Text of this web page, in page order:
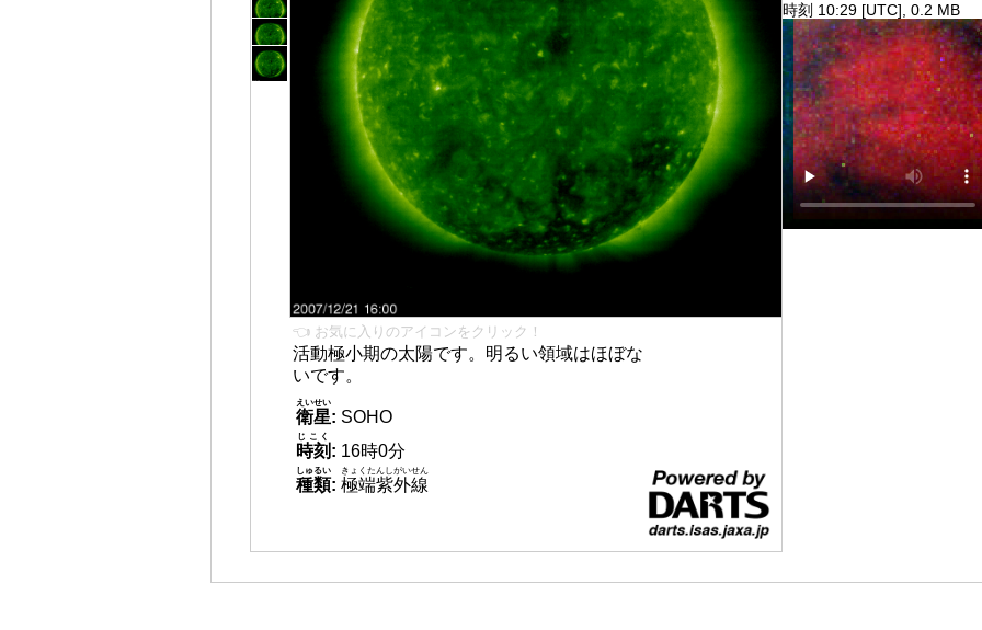
👈 お気に入りのアイコンをクリック！
活動極小期の太陽です。明るい領域はほぼな
いです。
衛星
えいせい
: SOHO
時刻
じこく
: 16時0分
種類
しゅるい
: 極端紫外線
きょくたんしがいせん
時刻 10:29 [UTC], 0.2 MB